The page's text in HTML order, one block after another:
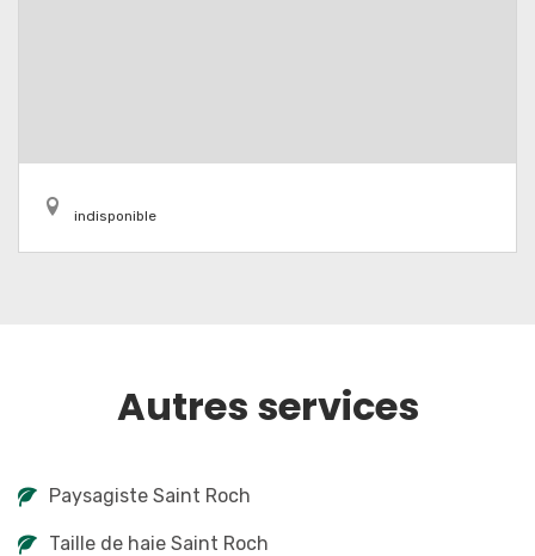
indisponible
Autres services
Paysagiste Saint Roch
Taille de haie Saint Roch